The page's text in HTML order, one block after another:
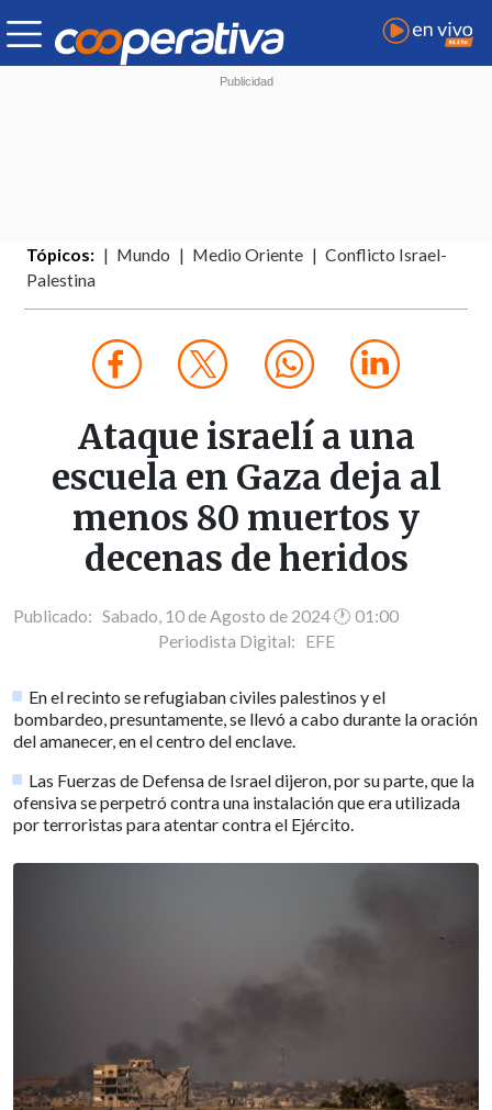
Tópicos: Mundo Medio Oriente
Conflicto Israel-
Palestina
Ataque israelí a una
escuela en Gaza deja al
menos 80 muertos y
decenas de heridos
Publicado: Sabado, 10 de Agosto de 2024 🕐 01:00
Periodista Digital: EFE
En el recinto se refugiaban civiles palestinos y el
bombardeo, presuntamente, se llevó a cabo durante la oración
del amanecer, en el centro del enclave.
Las Fuerzas de Defensa de Israel dijeron, por su parte, que la
ofensiva se perpetró contra una instalación que era utilizada
por terroristas para atentar contra el Ejército.